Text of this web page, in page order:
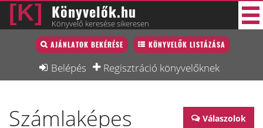
Könyvelők.hu
Könyvelő keresése sikeresen
AJÁNLATOK BEKÉRÉSE KÖNYVELŐK LISTÁZÁSA
Belépés Regisztráció könyvelőknek
Könyvelő lista
Könyvelési munkák
Interjú
Válaszolok
Számlaképes